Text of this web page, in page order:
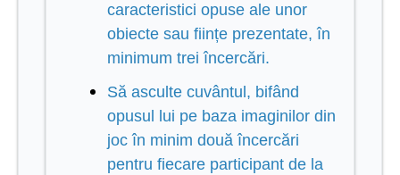
caracteristici opuse ale unor
obiecte sau ființe prezentate, în
minimum trei încercări.
Să asculte cuvântul, bifând
opusul lui pe baza imaginilor din
joc în minim două încercări
pentru fiecare participant de la